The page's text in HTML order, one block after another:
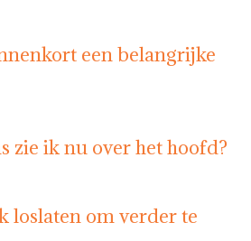
een belangrijke
zie ik nu over het hoofd?
loslaten om verder te